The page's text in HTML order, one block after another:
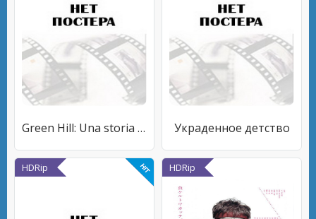
Green Hill: Una storia di libertà Украденное детство
HDRip HDRip